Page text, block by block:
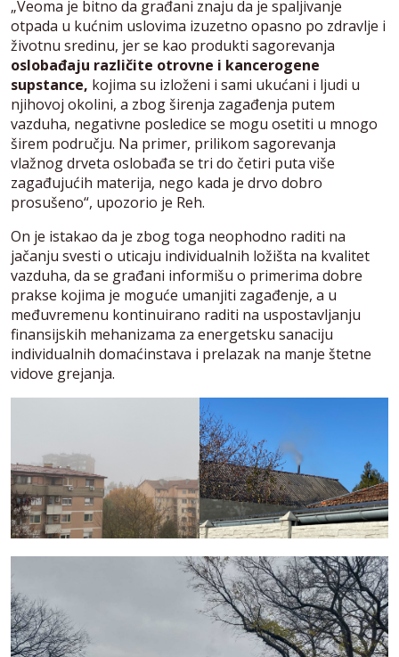
„Veoma je bitno da građani znaju da je spaljivanje
otpada u kućnim uslovima izuzetno opasno po zdravlje i
životnu sredinu, jer se kao produkti sagorevanja
oslobađaju različite otrovne i kancerogene
supstance, kojima su izloženi i sami ukućani i ljudi u
njihovoj okolini, a zbog širenja zagađenja putem
vazduha, negativne posledice se mogu osetiti u mnogo
širem području. Na primer, prilikom sagorevanja
vlažnog drveta oslobađa se tri do četiri puta više
zagađujućih materija, nego kada je drvo dobro
prosušeno“, upozorio je Reh.
On je istakao da je zbog toga neophodno raditi na
jačanju svesti o uticaju individualnih ložišta na kvalitet
vazduha, da se građani informišu o primerima dobre
prakse kojima je moguće umanjiti zagađenje, a u
međuvremenu kontinuirano raditi na uspostavljanju
finansijskih mehanizama za energetsku sanaciju
individualnih domaćinstava i prelazak na manje štetne
vidove grejanja.